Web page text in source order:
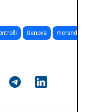
Genova morandi